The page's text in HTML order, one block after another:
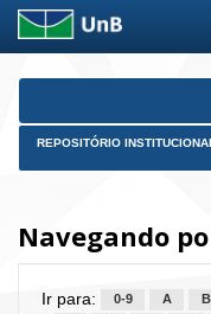
Skip
REPOSITÓRIO
Navegando
Ir para: 0-9 A B